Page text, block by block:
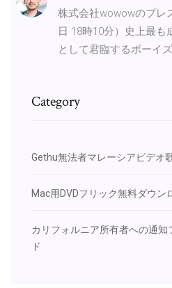
株式会社wowowのプレ
日 18時10分）史上最
として君臨するボーイ
Category
Gethu無法者マレーシアビデオ
Mac用DVDフリック無料ダウン
カリフォルニア所有者への通知
ド